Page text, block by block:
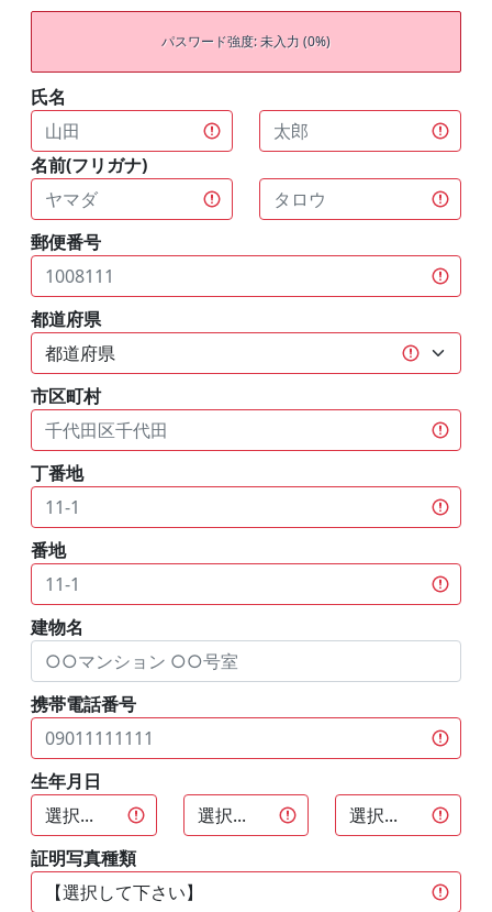
パスワード強度: 未入力 (0%)
氏名
名前(フリガナ)
郵便番号
都道府県
市区町村
丁番地
番地
建物名
携帯電話番号
生年月日
証明写真種類